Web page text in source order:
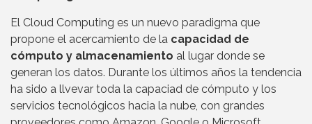
El Cloud Computing es un nuevo paradigma que
propone el acercamiento de la capacidad de
cómputo y almacenamiento al lugar donde se
generan los datos. Durante los últimos años la tendencia
ha sido a llvevar toda la capaciad de cómputo y los
servicios tecnológicos hacia la nube, con grandes